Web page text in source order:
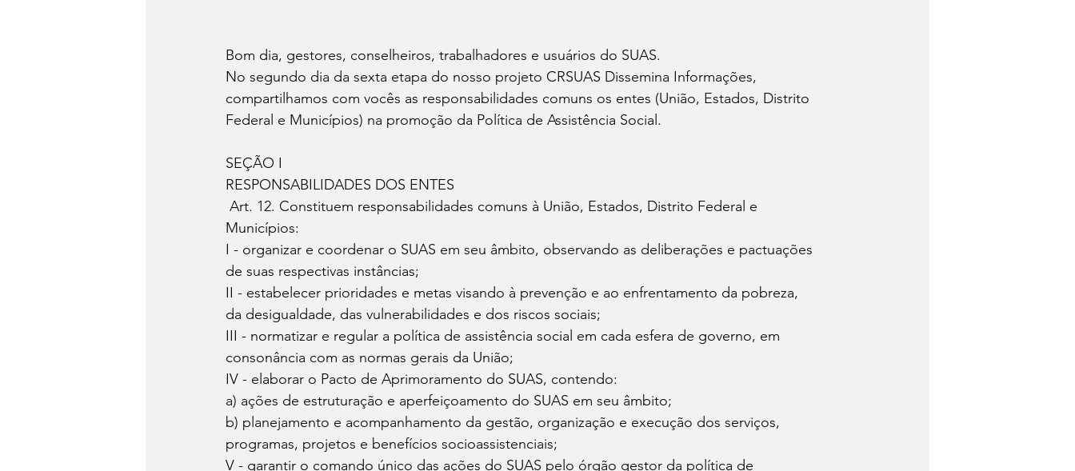
Bom dia, gestores, conselheiros, trabalhadores e usuários do SUAS.
No segundo dia da sexta etapa do nosso projeto CRSUAS Dissemina Informações,
compartilhamos com vocês as responsabilidades comuns os entes (União, Estados, Distrito
Federal e Municípios) na promoção da Política de Assistência Social.
SEÇÃO I
RESPONSABILIDADES DOS ENTES
Municípios:
I - organizar e coordenar o SUAS em seu âmbito, observando as deliberações e pactuações
de suas respectivas instâncias;
II - estabelecer prioridades e metas visando à prevenção e ao enfrentamento da pobreza,
da desigualdade, das vulnerabilidades e dos riscos sociais;
III - normatizar e regular a política de assistência social em cada esfera de governo, em
consonância com as normas gerais da União;
IV - elaborar o Pacto de Aprimoramento do SUAS, contendo:
a) ações de estruturação e aperfeiçoamento do SUAS em seu âmbito;
b) planejamento e acompanhamento da gestão, organização e execução dos serviços,
programas, projetos e benefícios socioassistenciais;
V - garantir o comando único das ações do SUAS pelo órgão gestor da política de